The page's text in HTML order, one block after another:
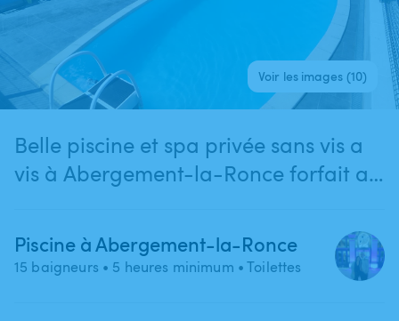
Voir les images (10)
Belle piscine et spa privée sans vis a
vis à Abergement-la-Ronce forfait a
imbattable !!!
Piscine à Abergement-la-Ronce
15 baigneurs • 5 heures minimum • Toilettes